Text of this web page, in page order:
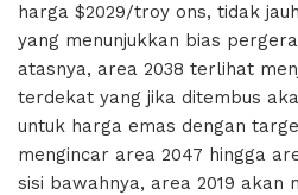
harga $2029/troy ons, tidak
yang menunjukkan bias
atasnya, area 2038 terlihat
terdekat yang jika ditembus
untuk harga emas dengan
mengincar area 2047 hingga
sisi bawahnya, area 2019 akan